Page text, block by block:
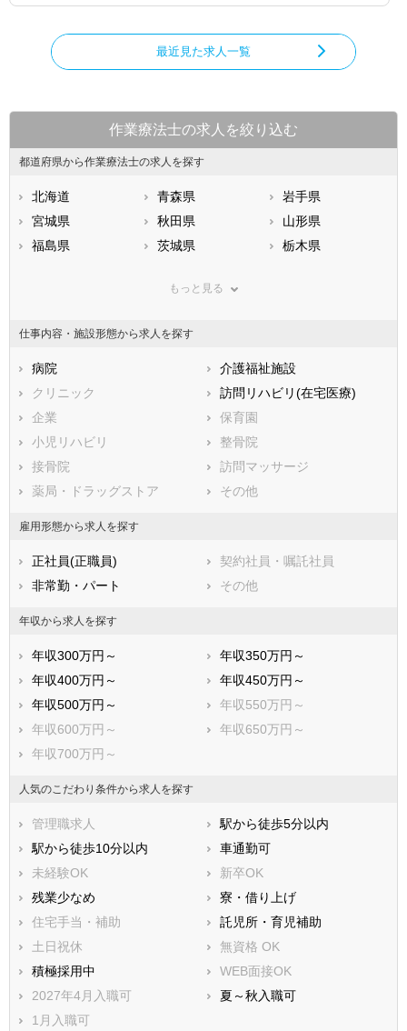
最近見た求人一覧
作業療法士の求人を絞り込む
都道府県から作業療法士の求人を探す
北海道 青森県
岩手県
宮城県
秋田県
山形県
福島県
茨城県
栃木県
神奈川県
石川県
福井県
静岡県
三重県
滋賀県
大阪府
兵庫県
鳥取県
広島県
徳島県
香川県
愛媛県
鹿児島県
もっと見る
仕事内容・施設形態から求人を探す
病院
介護福祉施設
クリニック
訪問リハビリ(在宅医療)
企業
保育園
小児リハビリ
整骨院
接骨院
訪問マッサージ
薬局・ドラッグストア
その他
雇用形態から求人を探す
正社員(正職員)
契約社員・嘱託社員
非常勤・パート
その他
年収から求人を探す
年収300万円～
年収350万円～
年収400万円～
年収450万円～
年収500万円～
年収550万円～
年収600万円～
年収650万円～
年収700万円～
人気のこだわり条件から求人を探す
管理職求人
駅から徒歩5分以内
駅から徒歩10分以内
車通勤可
未経験OK
新卒OK
残業少なめ
寮・借り上げ
住宅手当・補助
託児所・育児補助
土日祝休
無資格 OK
積極採用中
WEB面接OK
2027年4月入職可
夏～秋入職可
1月入職可